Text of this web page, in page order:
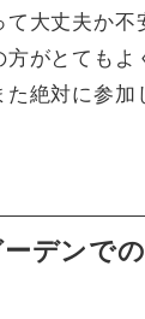
大丈夫か不
がとてもよ
絶対に参加
デンで